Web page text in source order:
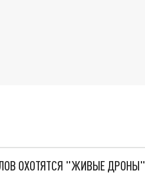
ОХОТЯТСЯ "ЖИВЫЕ ДРОНЫ"